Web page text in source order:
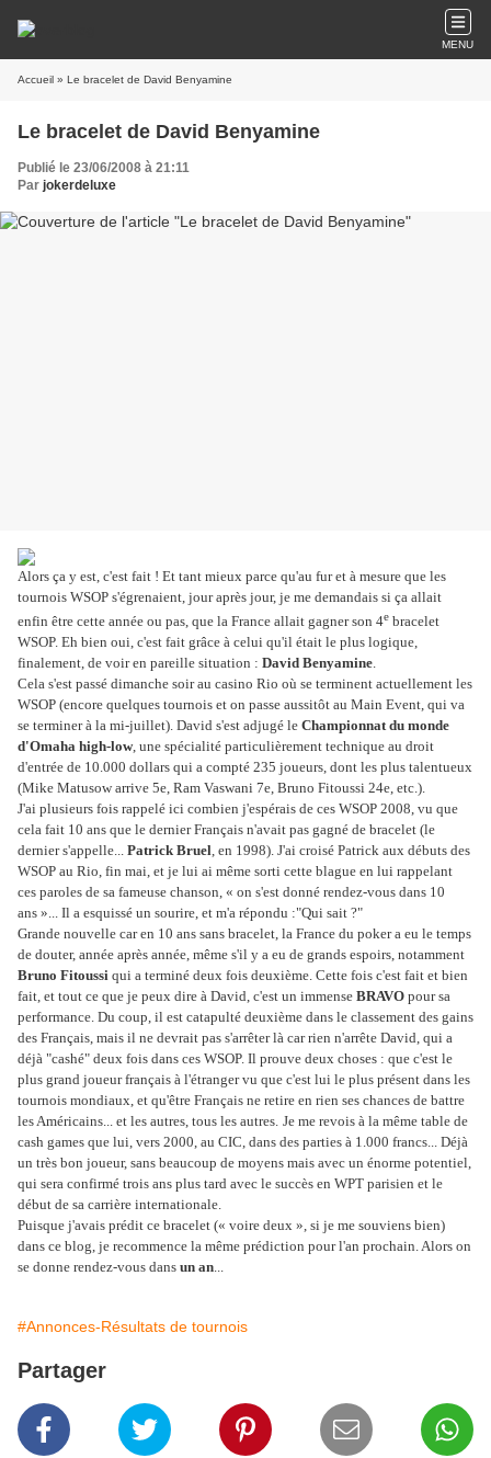
MENU
Accueil » Le bracelet de David Benyamine
Le bracelet de David Benyamine
Publié le 23/06/2008 à 21:11
Par jokerdeluxe
Alors ça y est, c'est fait ! Et tant mieux parce qu'au fur et à mesure que les
tournois WSOP s'égrenaient, jour après jour, je me demandais si ça allait
enfin être cette année ou pas, que la France allait gagner son 4e bracelet
WSOP. Eh bien oui, c'est fait grâce à celui qu'il était le plus logique,
finalement, de voir en pareille situation : David Benyamine
Cela s'est passé dimanche soir au casino Rio où se terminent actuellement les
WSOP (encore quelques tournois et on passe aussitôt au Main Event, qui va
se terminer à la mi-juillet). David s'est adjugé le Championnat du monde
d'Omaha high-low, une spécialité particulièrement technique au droit
d'entrée de 10.000 dollars qui a compté 235 joueurs, dont les plus talentueux
(Mike Matusow arrive 5e, Ram Vaswani 7e, Bruno Fitoussi 24e, etc.).
J'ai plusieurs fois rappelé ici combien j'espérais de ces WSOP 2008, vu que
cela fait 10 ans que le dernier Français n'avait pas gagné de bracelet (le
dernier s'appelle... Patrick Bruel , en 1998). J'ai croisé Patrick aux débuts des
WSOP au Rio, fin mai, et je lui ai même sorti cette blague en lui rappelant
ces paroles de sa fameuse chanson, « on s'est donné rendez-vous dans 10
ans »...
Il a esquissé un sourire, et m'a répondu :"Qui sait ?"
Grande nouvelle car en 10 ans sans bracelet, la France du poker a eu le temps
de douter, année après année, même s'il y a eu de grands espoirs, notamment
Bruno Fitoussi qui a terminé deux fois deuxième. Cette fois c'est fait et bien
fait, et tout ce que je peux dire à David, c'est un immense BRAVO pour sa
performance. Du coup, il est catapulté deuxième dans le classement des gains
des Français, mais il ne devrait pas s'arrêter là car rien n'arrête David, qui a
déjà "cashé" deux fois dans ces WSOP. Il prouve deux choses : que c'est le
plus grand joueur français à l'étranger vu que c'est lui le plus présent dans les
tournois mondiaux, et qu'être Français ne retire en rien ses chances de battre
les Américains... et les autres, tous les autres. Je me revois à la même table de
cash games que lui, vers 2000, au CIC, dans des parties à 1.000 francs... Déjà
un très bon joueur, sans beaucoup de moyens mais avec un énorme potentiel,
qui sera confirmé trois ans plus tard avec le succès en WPT parisien et le
début de sa carrière internationale.
Puisque j'avais prédit ce bracelet (« voire deux », si je me souviens bien)
dans ce blog, je recommence la même prédiction pour l'an prochain. Alors on
se donne rendez-vous dans un an
#Annonces-Résultats de tournois
Partager